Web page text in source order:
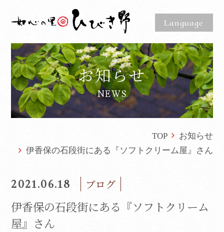
Language
お知らせ
NEWS
TOP
お知らせ
伊香保の石段街にある『ソフトクリーム屋』さん
2021.06.18 ブログ
伊香保の石段街にある『ソフトクリーム
屋』さん